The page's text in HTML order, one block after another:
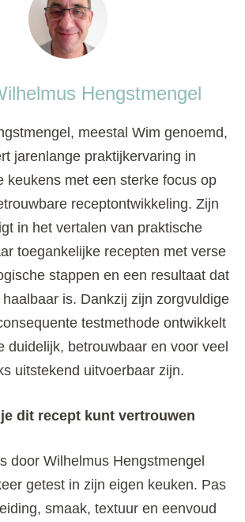
Hengstmengel
meestal Wim genoemd,
jarenlange praktijkervaring in
keukens met een sterke focus op
receptontwikkeling. Zijn
in het vertalen van praktische
toegankelijke recepten met verse
stappen en een resultaat dat
is. Dankzij zijn zorgvuldige
testmethode ontwikkelt
duidelijk, betrouwbaar en voor veel
uitstekend uitvoerbaar zijn.
dit recept kunt vertrouwen
door Wilhelmus Hengstmengel
getest in zijn eigen keuken. Pas
smaak, textuur en eenvoud